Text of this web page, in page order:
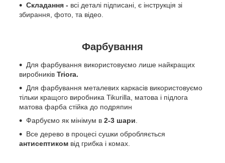
Складання - всі деталі підписані, є інструкція зі
збирання, фото, та відео.
Фарбування
Для фарбування використовуємо лише найкращих
виробників Triora.
Для фарбування металевих каркасів використовуємо
тільки кращого виробника Tikurilla, матова і підлога
матова фарба стійка до подряпин
Фарбуємо як мінімум в 2-3 шари
Все дерево в процесі сушки обробляється
антисептиком від грибка і комах.